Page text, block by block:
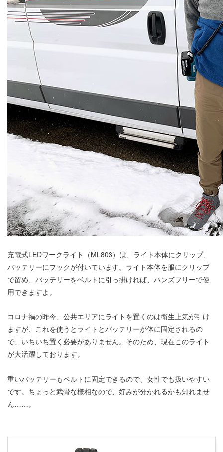
充電式LEDワークライト（ML803）は、ライト本体にクリップ、
バッテリーにフックが付いています。ライト本体を服にクリップ
で留め、バッテリーをベルトに引っ掛ければ、ハンズフリーで使
用できますよ。
コロナ禍の昨今、公共エリアにライトを置くのは衛生上気が引け
ますが、これを使うとライトとバッテリーが体に固定されるの
で、いちいち置く必要がありません。そのため、現在このライト
が大活躍しております。
重いバッテリーもベルトに固定できるので、女性でも扱いやすい
です。ちょっと武骨な様相なので、好みが分かれるかも知れませ
ん……。